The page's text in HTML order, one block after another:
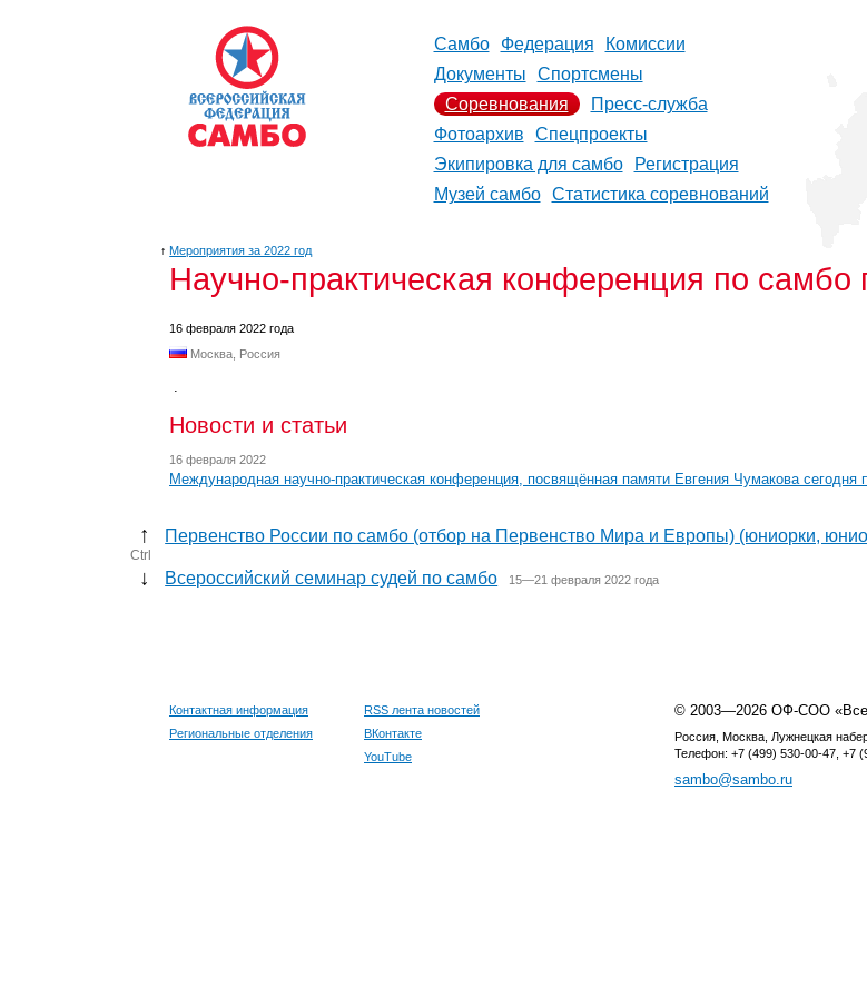
Самбо Федерация
Комиссии
Документы
Спортсмены
Соревнования
Пресс-служба
Фотоархив
Спецпроекты
Экипировка для самбо
Регистрация
Музей самбо
Статистика соревнований
↑ Мероприятия за 2022 год
Научно-практическая конференция по
16 февраля 2022 года
Москва, Россия
.
Новости и статьи
16 февраля 2022
Международная научно-практическая конференция, посвящённая памяти Евгения Чумакова сегодня
↑ Первенство России по самбо (отбор на Первенство Мира и Европы) (юниорки,
Ctrl
↓ Всероссийский семинар судей по самбо 15—21 февраля 2022 года
Контактная информация
Региональные отделения
RSS лента новостей
ВКонтакте
YouTube
© 2003—2026 ОФ-СОО
Россия, Москва, Лужнецкая
Телефон: +7 (499) 530-00-47, +7
sambo@sambo.ru